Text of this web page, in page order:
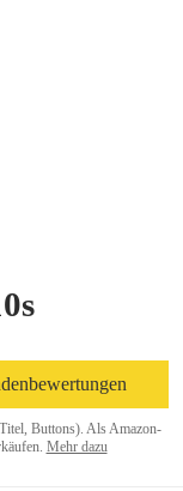
Buttons). Als Amazon-
Mehr dazu